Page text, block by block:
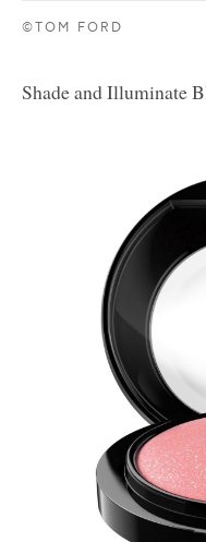
©TOM FORD
Shade and Illuminate